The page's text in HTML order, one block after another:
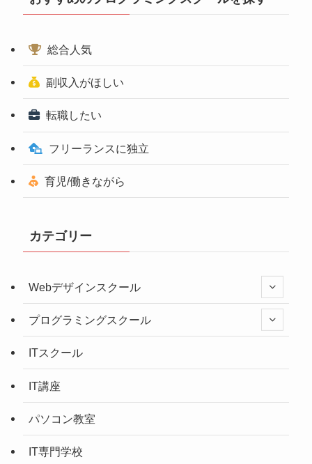
総合人気
副収入がほしい
転職したい
フリーランスに独立
育児/働きながら
カテゴリー
Webデザインスクール
プログラミングスクール
ITスクール
IT講座
パソコン教室
IT専門学校